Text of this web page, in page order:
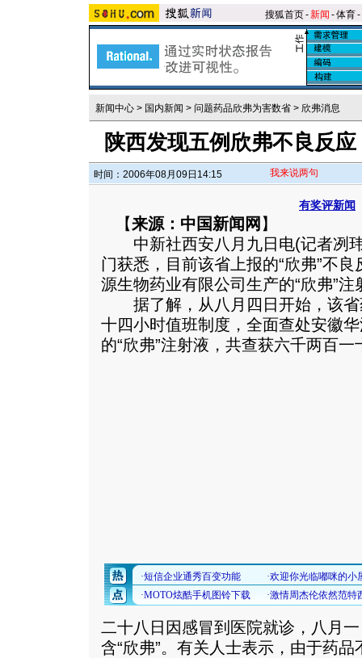
搜狐首页-新闻 -体育-
新闻中心 > 国内新闻 > 问题药品欣弗为害数省 > 欣弗消息
陕西发现五例欣弗不良反
时间：2006年08月09日14:15 我来说两句
有奖评新闻
【来源：中国新闻网 】
中新社西安八月九日电(记者冽
门获悉，目前该省上报的“欣弗”不
源生物药业有限公司生产的“欣弗”
据了解，从八月四日开始，该省
十四小时值班制度，全面查处安徽
的“欣弗”注射液，共查获六千两百一
二十八日因感冒到医院就诊，八月
含“欣弗”。有关人士表示，由于药